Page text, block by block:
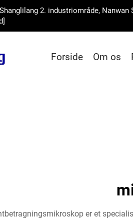
2. industriområde,
Forside Om os
er et